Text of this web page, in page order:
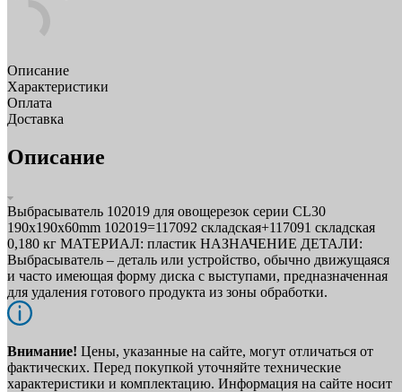
Описание
Характеристики
Оплата
Доставка
Описание
Выбрасыватель 102019 для овощерезок серии CL30
190x190x60mm 102019=117092 складская+117091 складская
0,180 кг МАТЕРИАЛ: пластик НАЗНАЧЕНИЕ ДЕТАЛИ:
Выбрасыватель – деталь или устройство, обычно движущаяся
и часто имеющая форму диска с выступами, предназначенная
для удаления готового продукта из зоны обработки.
Внимание! Цены, указанные на сайте, могут отличаться от
фактических. Перед покупкой уточняйте технические
характеристики и комплектацию. Информация на сайте носит